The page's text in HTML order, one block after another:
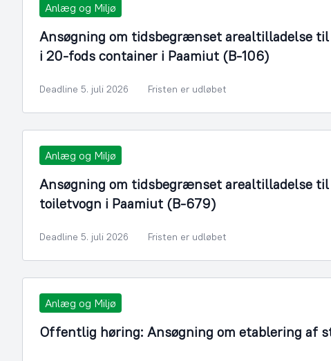
Anlæg og Miljø
Ansøgning om tidsbegrænset arealtilladelse
i 20-fods container i Paamiut (B-106)
Deadline 5. juli 2026 Fristen er udløbet
Anlæg og Miljø
Ansøgning om tidsbegrænset arealtilladelse
toiletvogn i Paamiut (B-679)
Deadline 5. juli 2026 Fristen er udløbet
Anlæg og Miljø
Offentlig høring: Ansøgning om etablering af